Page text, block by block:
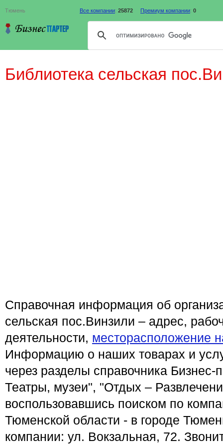
Тюмень Все компании: 25872 Премиум компании: 0
Библиотека сельская
Справочная информация об
сельская пос.Винзили – адрес,
деятельности, месторасположение
Информацию о наших товарах и
через разделы справочника Бизнес-
Театры, музеи", "Отдых –
воспользовавшись поиском по
Тюменской области - в городе
компании: ул. Вокзальная, 72.